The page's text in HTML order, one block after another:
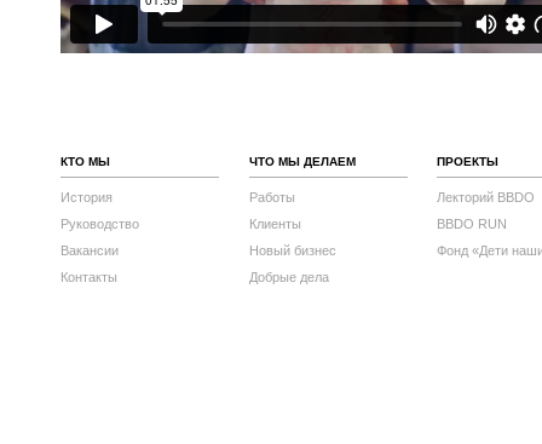
КТО МЫ
История
Руководство
Вакансии
Контакты
ЧТО МЫ ДЕЛАЕМ
Работы
Клиенты
Новый бизнес
Добрые дела
ПРОЕКТЫ
Лекторий BBDO
BBDO RUN
Фонд «Дети